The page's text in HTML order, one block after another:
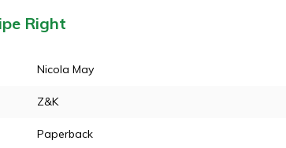
Right
Nicola May
Z&K
Paperback